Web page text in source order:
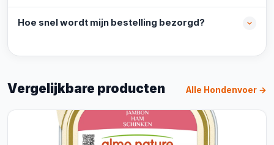
Hoe snel wordt mijn bestelling bezorgd?
Vergelijkbare producten Alle Hondenvoer →